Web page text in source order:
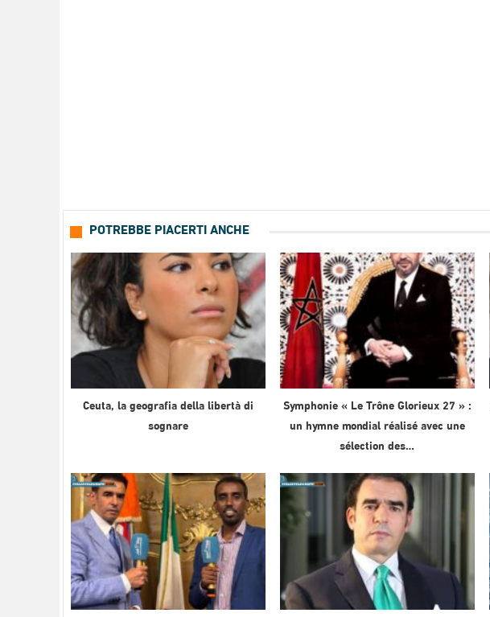
POTREBBE PIACERTI ANCHE
Ceuta, la geografia della libertà di
sognare
Symphonie « Le Trône Glorieux 27 » :
un hymne mondial réalisé avec une
sélection des…